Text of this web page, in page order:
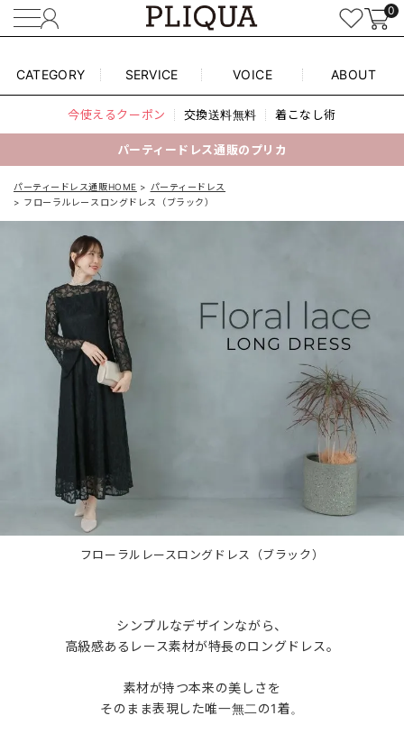
0
CATEGORY SERVICE VOICE ABOUT
今使えるクーポン 交換送料無料 着こなし術
パーティードレス通販のプリカ
パーティードレス通販HOME
パーティードレス
フローラルレースロングドレス（ブラック）
フローラルレースロングドレス（ブラック）
シンプルなデザインながら、
高級感あるレース素材が特長のロングドレス。
素材が持つ本来の美しさを
そのまま表現した唯一無二の1着。